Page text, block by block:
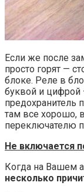
Если же после
просто горят —
блоке. Реле в
буквой и цифрой
предохранитель
там все хорошо,
переключателю
Не включается
Когда на Вашем
несколько